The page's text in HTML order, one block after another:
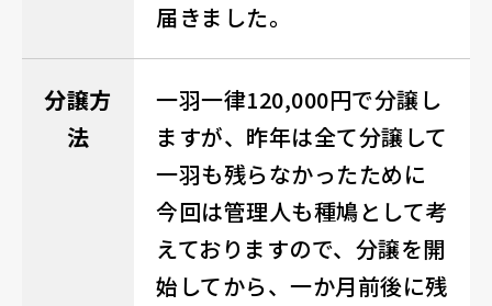
届きました。
分譲方
法
一羽一律120,000円で分譲し
ますが、昨年は全て分譲して
一羽も残らなかったために
今回は管理人も種鳩として考
えておりますので、分譲を開
始してから、一か月前後に残